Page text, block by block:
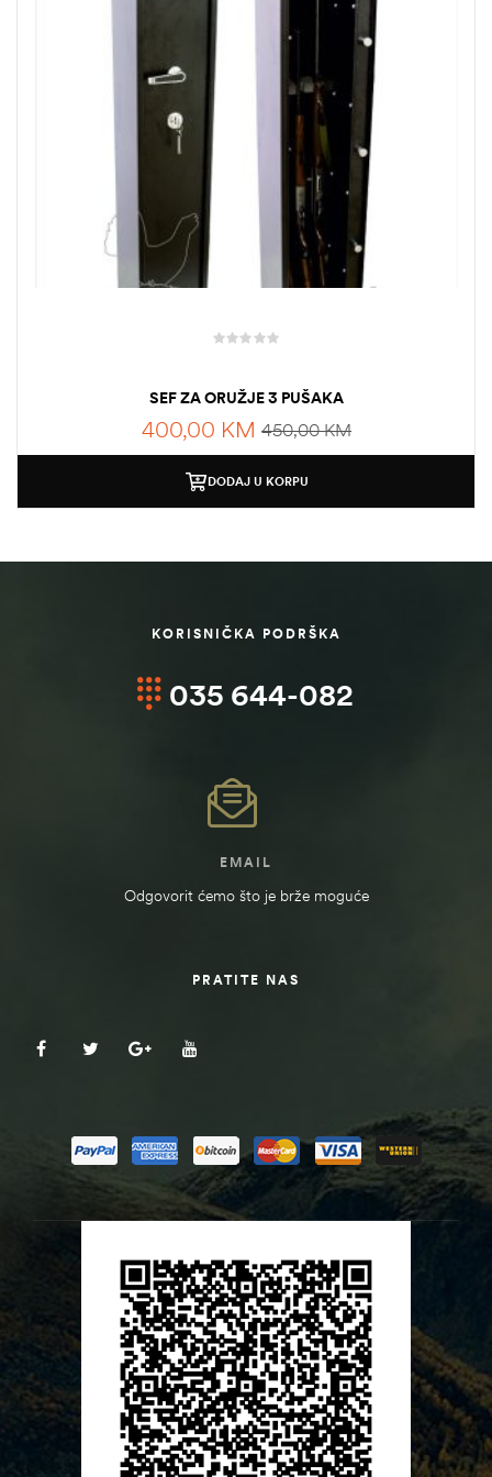
SEF ZA ORUŽJE 3 PUŠAKA
450,00KM
400,00 KM
DODAJ U KORPU
KORISNIČKA PODRŠKA
035 644-082
EMAIL
Odgovorit ćemo što je brže moguće
PRATITE NAS